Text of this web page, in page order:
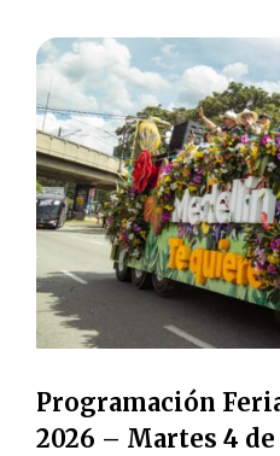
Programación
2026 – Martes 4